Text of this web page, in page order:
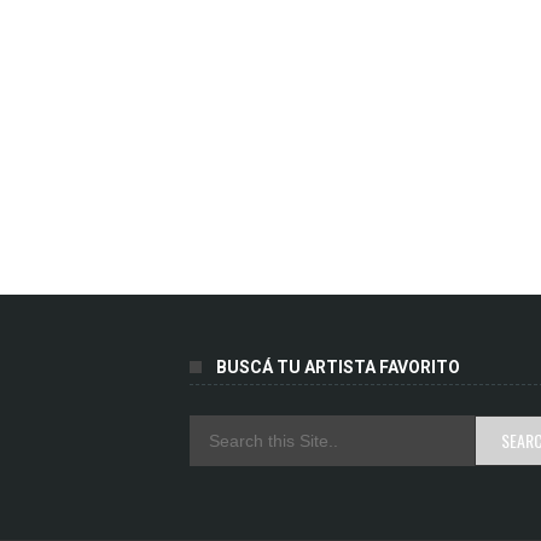
BUSCÁ TU ARTISTA FAVORITO